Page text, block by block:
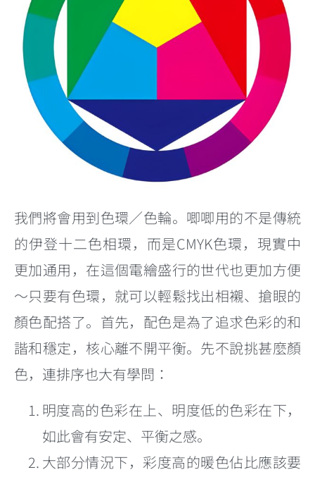
我們將會用到色環／色輪。唧唧用的不是傳統
的伊登十二色相環，而是CMYK色環，現實中
更加通用，在這個電繪盛行的世代也更加方便
～只要有色環，就可以輕鬆找出相襯、搶眼的
顏色配搭了。首先，配色是為了追求色彩的和
諧和穩定，核心離不開平衡。先不說挑甚麼顏
色，連排序也大有學問：
明度高的色彩在上、明度低的色彩在下，
如此會有安定、平衡之感。
大部分情況下，彩度高的暖色佔比應該要